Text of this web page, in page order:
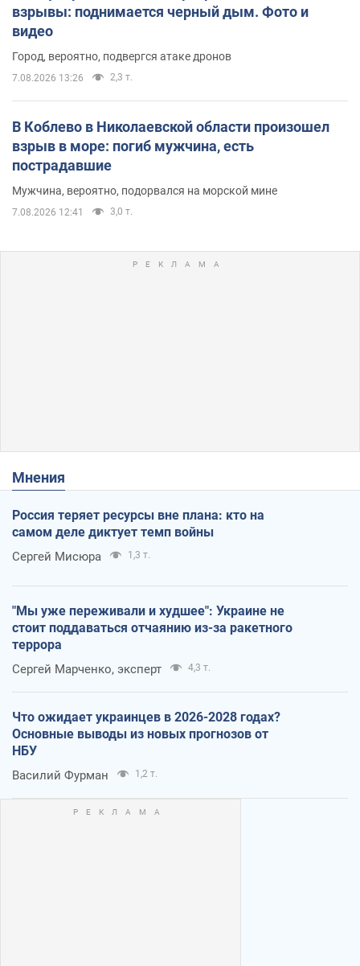
взрывы: поднимается черный дым. Фото и
видео
Город, вероятно, подвергся атаке дронов
7.08.2026 13:26 2,3 т.
В Коблево в Николаевской области произошел
взрыв в море: погиб мужчина, есть
пострадавшие
Мужчина, вероятно, подорвался на морской мине
7.08.2026 12:41 3,0 т.
Мнения
Россия теряет ресурсы вне плана: кто на
самом деле диктует темп войны
Сергей Мисюра 1,3 т.
"Мы уже переживали и худшее": Украине не
стоит поддаваться отчаянию из-за ракетного
террора
Сергей Марченко, эксперт 4,3 т.
Что ожидает украинцев в 2026-2028 годах?
Основные выводы из новых прогнозов от
НБУ
Василий Фурман 1,2 т.